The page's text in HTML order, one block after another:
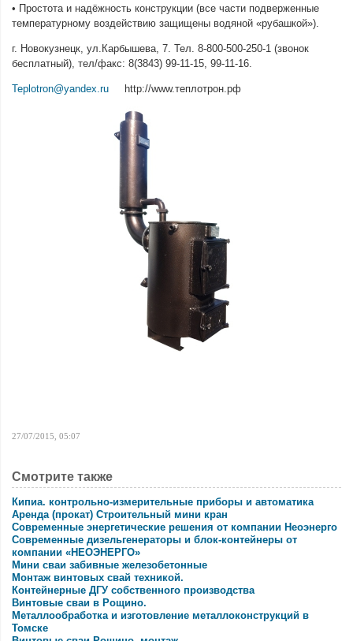
• Простота и надёжность конструкции (все части подверженные
температурному воздействию защищены водяной «рубашкой»).
г. Новокузнецк, ул.Карбышева, 7. Тел. 8-800-500-250-1 (звонок
бесплатный), тел/факс: 8(3843) 99-11-15, 99-11-16.
Teplotron@yandex.ru http://www.теплотрон.рф
27/07/2015, 05:07
Смотрите также
Кипиа. контрольно-измерительные приборы и автоматика
Аренда (прокат) Строительный мини кран
Современные энергетические решения от компании Неоэнерго
Современные дизельгенераторы и блок-контейнеры от
компании «НЕОЭНЕРГО»
Мини сваи забивные железобетонные
Монтаж винтовых свай техникой.
Контейнерные ДГУ собственного производства
Винтовые сваи в Рощино.
Металлообработка и изготовление металлоконструкций в
Томске